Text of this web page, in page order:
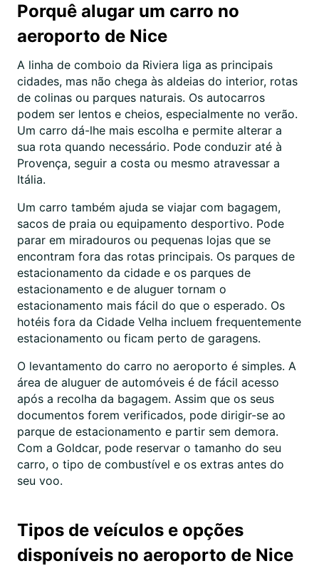
Porquê alugar um carro no
aeroporto de Nice
A linha de comboio da Riviera liga as principais
cidades, mas não chega às aldeias do interior, rotas
de colinas ou parques naturais. Os autocarros
podem ser lentos e cheios, especialmente no verão.
Um carro dá-lhe mais escolha e permite alterar a
sua rota quando necessário. Pode conduzir até à
Provença, seguir a costa ou mesmo atravessar a
Itália.
Um carro também ajuda se viajar com bagagem,
sacos de praia ou equipamento desportivo. Pode
parar em miradouros ou pequenas lojas que se
encontram fora das rotas principais. Os parques de
estacionamento da cidade e os parques de
estacionamento e de aluguer tornam o
estacionamento mais fácil do que o esperado. Os
hotéis fora da Cidade Velha incluem frequentemente
estacionamento ou ficam perto de garagens.
O levantamento do carro no aeroporto é simples. A
área de aluguer de automóveis é de fácil acesso
após a recolha da bagagem. Assim que os seus
documentos forem verificados, pode dirigir-se ao
parque de estacionamento e partir sem demora.
Com a Goldcar, pode reservar o tamanho do seu
carro, o tipo de combustível e os extras antes do
seu voo.
Tipos de veículos e opções
disponíveis no aeroporto de Nice